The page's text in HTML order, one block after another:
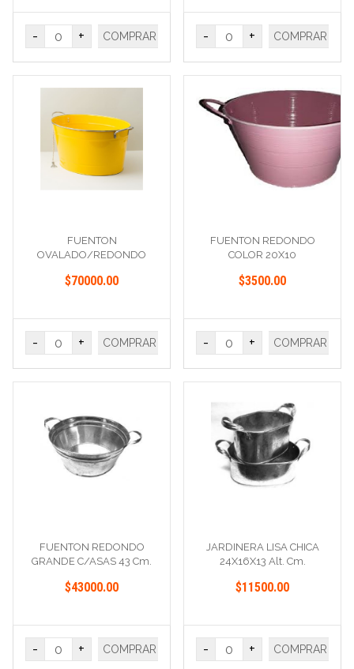
- + COMPRAR - + COMPRAR
FUENTON
OVALADO/REDONDO
$70000.00
- + COMPRAR
FUENTON REDONDO
COLOR 20X10
$3500.00
- + COMPRAR
FUENTON REDONDO
GRANDE C/ASAS 43 Cm.
$43000.00
- + COMPRAR
JARDINERA LISA CHICA
24X16X13 Alt. Cm.
$11500.00
- + COMPRAR